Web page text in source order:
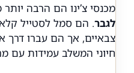
מכנסי צ’ינו הם הרבה
לגבר. הם סמל לסטייל
צבאיים, אך הם עברו דרך
חיוני המשלב עמידות עם